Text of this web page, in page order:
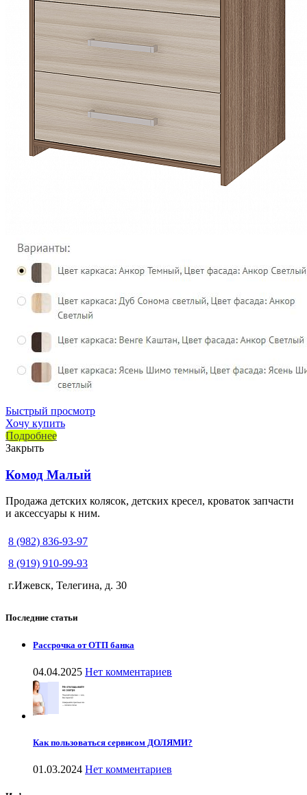
Быстрый просмотр
Хочу купить
Подробнее
Закрыть
Комод Малый
Продажа детских колясок, детских кресел, кроваток запчасти
и аксессуары к ним.
8 (982) 836-93-97
8 (919) 910-99-93
г.Ижевск, Телегина, д. 30
Последние статьи
Рассрочка от ОТП банка
04.04.2025 Нет комментариев
Как пользоваться сервисом ДОЛЯМИ?
01.03.2024 Нет комментариев